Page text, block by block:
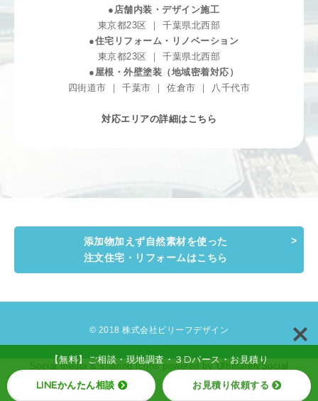
●店舗内装・デザイン施工
東京都23区 ｜ 千葉県北西部
●住宅リフォーム・リノベーション
東京都23区 ｜ 千葉県北西部
●屋根・外壁塗装（地域密着対応）
四街道市 ｜ 千葉市 ｜ 佐倉市 ｜ 八千代市
対応エリアの詳細はこちら
添加物加えず自然素材を使った
注文住宅・リフォームはこちら
© 2018 株式会社ビリーフデザイン
Social media & sharing icons powered by UltimatelySocial
【無料】ご相談・現地調査・３Dパース・お見積り
LINEかんたん相談 お見積り依頼する